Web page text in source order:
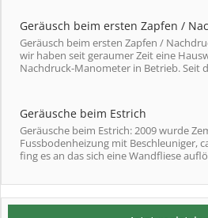
Geräusch beim ersten Zapfen /
Geräusch beim ersten Zapfen /
wir haben seit geraumer Zeit eine
Nachdruck-Manometer in Betrieb. Seit
Geräusche beim Estrich
Geräusche beim Estrich: 2009 wurde
Fussbodenheizung mit Beschleuniger,
fing es an das sich eine Wandfliese